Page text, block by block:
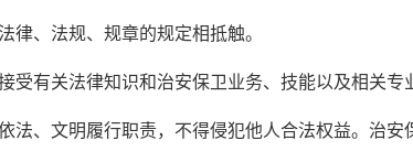
律、法规、规章的规定相抵触。
有关法律知识和治安保卫业务、技能以及相关专
、文明履行职责，不得侵犯他人合法权益。治安